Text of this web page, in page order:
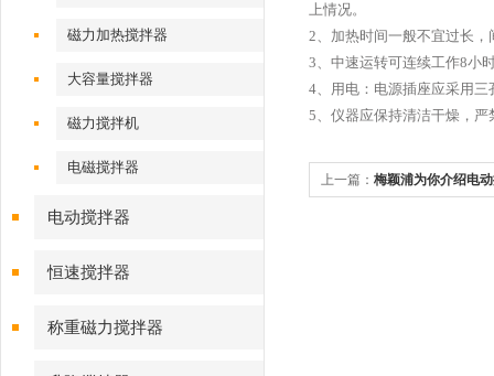
磁力加热搅拌器
大容量搅拌器
磁力搅拌机
电磁搅拌器
电动搅拌器
恒速搅拌器
称重磁力搅拌器
上情况。
2、加热时间一般不宜过长
3、中速运转可连续工作8小
4、用电：电源插座应采用
5、仪器应保持清洁干燥，
上一篇： 梅颖浦为你介绍电